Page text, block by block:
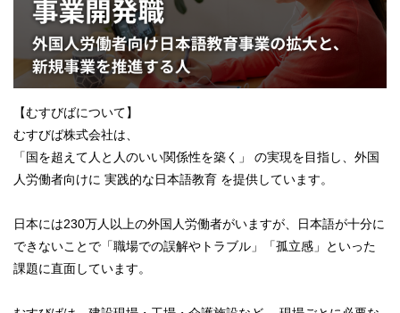
【むすびばについて】
むすびば株式会社は、
「国を超えて人と人のいい関係性を築く」 の実現を目指し、外国
人労働者向けに 実践的な日本語教育 を提供しています。
日本には230万人以上の外国人労働者がいますが、日本語が十分に
できないことで「職場での誤解やトラブル」「孤立感」といった
課題に直面しています。